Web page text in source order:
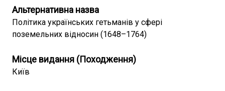
Альтернативна назва
Політика українських гетьманів у сфері
поземельних відносин (1648–1764)
Місце видання (Походження)
Київ